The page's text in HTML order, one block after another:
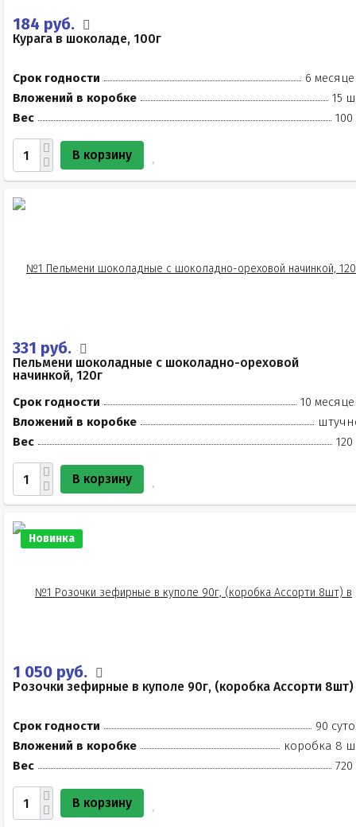
184 руб.
Курага в шоколаде, 100г
Срок годности
6
Вложений в коробке
15
Вес
100
В корзину
331 руб.
Пельмени шоколадные с шоколадно-ореховой
начинкой, 120г
Срок годности
10
Вложений в коробке
Вес
120
В корзину
Новинка
1 050 руб.
Розочки зефирные в куполе 90г, (коробка Ассорти 8шт)
Срок годности
90
Вложений в коробке
коробка 8
Вес
720
В корзину